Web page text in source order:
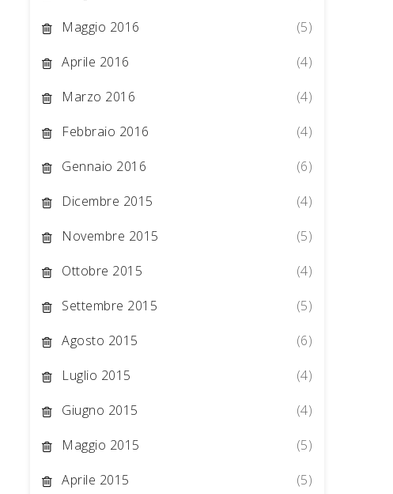
Maggio 2016
(5)
Aprile 2016
(4)
Marzo 2016
(4)
Febbraio 2016
(4)
Gennaio 2016
(6)
Dicembre 2015
(4)
Novembre 2015
(5)
Ottobre 2015
(4)
Settembre 2015
(5)
Agosto 2015
(6)
Luglio 2015
(4)
Giugno 2015
(4)
Maggio 2015
(5)
Aprile 2015
(5)